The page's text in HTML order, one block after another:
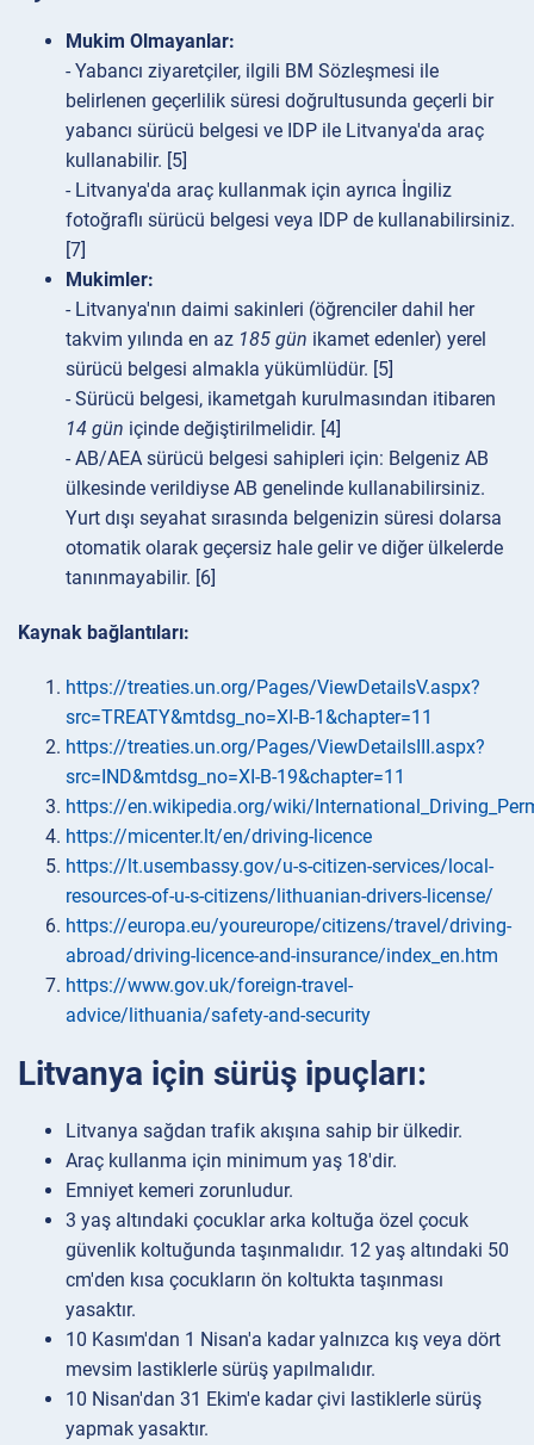
Mukim Olmayanlar:
- Yabancı ziyaretçiler, ilgili BM Sözleşmesi ile
belirlenen geçerlilik süresi doğrultusunda geçerli bir
yabancı sürücü belgesi ve IDP ile Litvanya'da araç
kullanabilir. [5]
- Litvanya'da araç kullanmak için ayrıca İngiliz
fotoğraflı sürücü belgesi veya IDP de kullanabilirsiniz.
[7]
Mukimler:
- Litvanya'nın daimi sakinleri (öğrenciler dahil her
takvim yılında en az 185 gün ikamet edenler) yerel
sürücü belgesi almakla yükümlüdür. [5]
- Sürücü belgesi, ikametgah kurulmasından itibaren
14 gün içinde değiştirilmelidir. [4]
- AB/AEA sürücü belgesi sahipleri için: Belgeniz AB
ülkesinde verildiyse AB genelinde kullanabilirsiniz.
Yurt dışı seyahat sırasında belgenizin süresi dolarsa
otomatik olarak geçersiz hale gelir ve diğer ülkelerde
tanınmayabilir. [6]
Kaynak bağlantıları:
https://treaties.un.org/Pages/ViewDetailsV.aspx?
src=TREATY&mtdsg_no=XI-B-1&chapter=11
https://treaties.un.org/Pages/ViewDetailsIII.aspx?
src=IND&mtdsg_no=XI-B-19&chapter=11
https://en.wikipedia.org/wiki/
https://micenter.lt/en/driving-licence
https://lt.usembassy.gov/u-s-citizen-services/local-
resources-of-u-s-citizens/lithuanian-drivers-license/
https://europa.eu/youreurope/citizens/travel/driving-
abroad/driving-licence-and-insurance/index_en.htm
https://www.gov.uk/foreign-travel-
advice/lithuania/safety-and-security
Litvanya için sürüş ipuçları:
Litvanya sağdan trafik akışına sahip bir ülkedir.
Araç kullanma için minimum yaş 18'dir.
Emniyet kemeri zorunludur.
3 yaş altındaki çocuklar arka koltuğa özel çocuk
güvenlik koltuğunda taşınmalıdır. 12 yaş altındaki 50
cm'den kısa çocukların ön koltukta taşınması
yasaktır.
10 Kasım'dan 1 Nisan'a kadar yalnızca kış veya dört
mevsim lastiklerle sürüş yapılmalıdır.
10 Nisan'dan 31 Ekim'e kadar çivi lastiklerle sürüş
yapmak yasaktır.